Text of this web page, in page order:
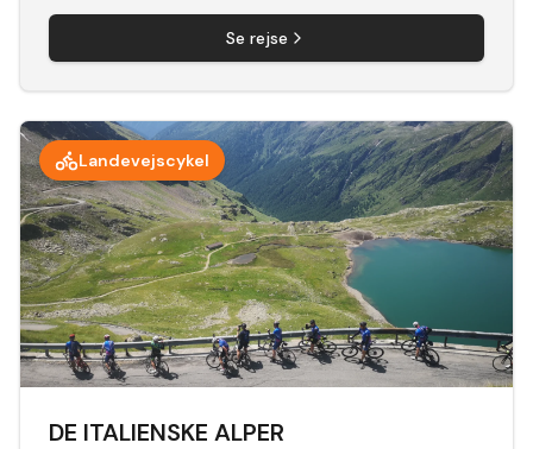
Se rejse
Landevejscykel
DE ITALIENSKE ALPER